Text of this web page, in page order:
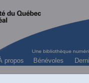
propos Bénévoles